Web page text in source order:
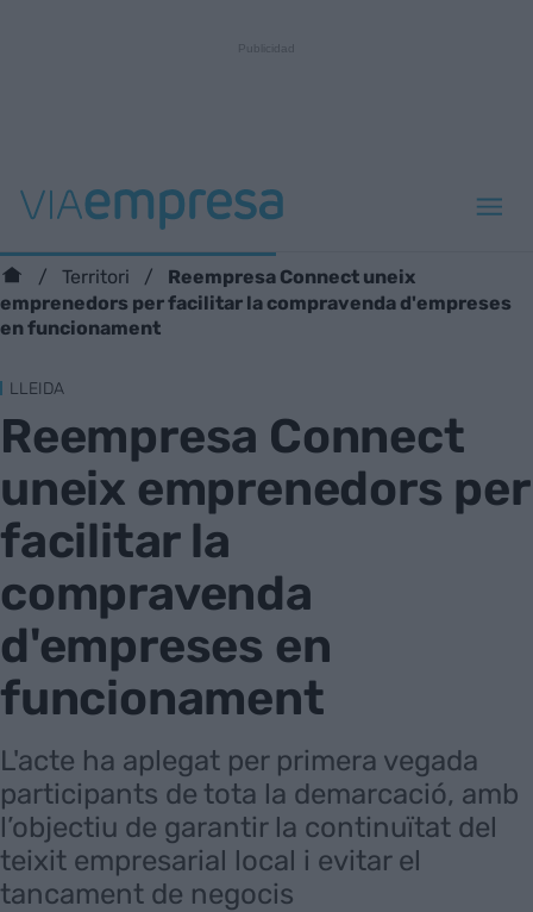
Territori
Reempresa Connect uneix
emprenedors per facilitar la compravenda d'empreses
en funcionament
LLEIDA
Reempresa Connect
uneix emprenedors per
facilitar la
compravenda
d'empreses en
funcionament
L'acte ha aplegat per primera vegada
participants de tota la demarcació, amb
l’objectiu de garantir la continuïtat del
teixit empresarial local i evitar el
tancament de negocis